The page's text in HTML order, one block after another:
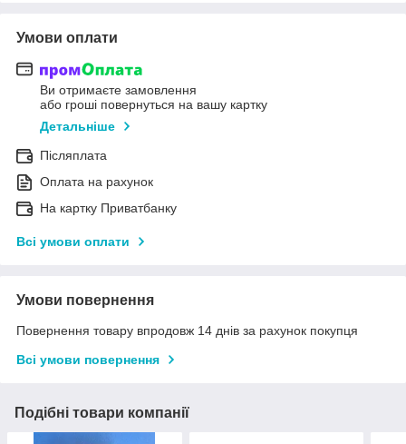
Умови оплати
Ви отримаєте замовлення
або гроші повернуться на вашу картку
Детальніше
Післяплата
Оплата на рахунок
На картку Приватбанку
Всі умови оплати
Умови повернення
Повернення товару впродовж 14 днів за рахунок покупця
Всі умови повернення
Подібні товари компанії